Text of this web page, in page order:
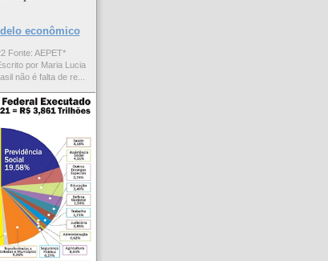
econômico
Fonte: AEPET*
por Maria Lucia
não é falta de re...